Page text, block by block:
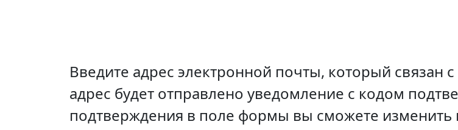
Введите адрес электронной почты, который
адрес будет отправлено уведомление с кодом
подтверждения в поле формы вы сможете изменить